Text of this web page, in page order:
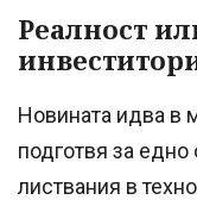
Реалност
Новината идва в
подготвя за едно
листвания в